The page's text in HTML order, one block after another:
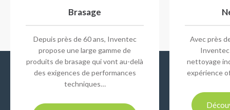
Brasage
Depuis près de 60 ans, Inventec
propose une large gamme de
produits de brasage qui vont au-delà
des exigences de performances
techniques…
Avec près
nettoyage
expérience